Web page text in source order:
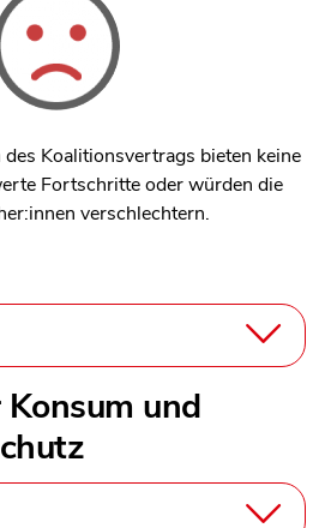
des Koalitionsvertrags bieten keine
Fortschritte oder würden die
verschlechtern.
und